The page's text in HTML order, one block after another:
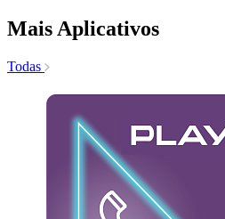
Mais Aplicativos
Todas